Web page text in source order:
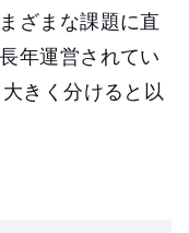
ざまな課題に直
年運営されてい
きく分けると以